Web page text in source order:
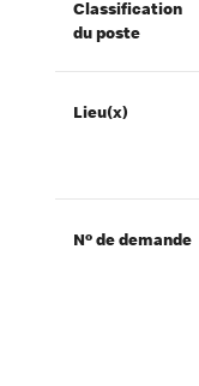
Classification
du poste
Lieu(x)
Nº de demande